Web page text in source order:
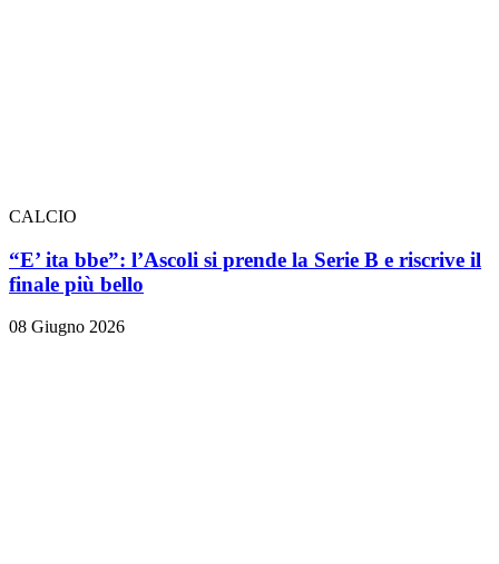
CALCIO
“E’ ita bbe”: l’Ascoli si prende la Serie B e riscrive il
finale più bello
08 Giugno 2026